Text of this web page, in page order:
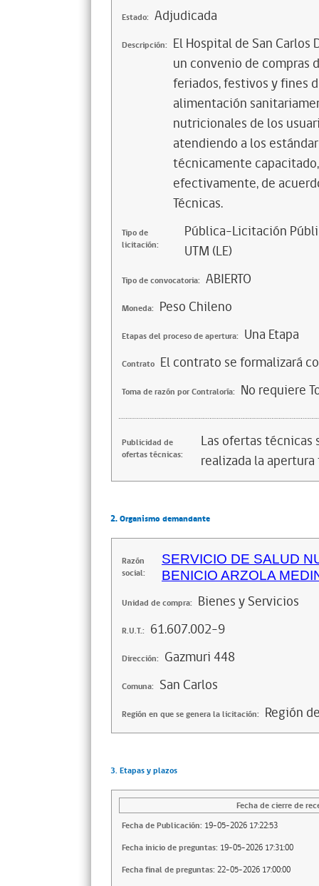
Estado: Adjudicada
Descripción: El Hospital de San
un convenio de compras
feriados, festivos y fines
alimentación
nutricionales de los
atendiendo a los
técnicamente
efectivamente, de
Técnicas.
Tipo de
licitación:
Pública-Licitación
UTM (LE)
Tipo de convocatoria: ABIERTO
Moneda: Peso Chileno
Etapas del proceso de apertura: Una Etapa
Contrato El contrato se formalizará
Toma de razón por Contraloría: No requiere
Publicidad de
ofertas técnicas:
Las ofertas
realizada la
2. Organismo demandante
Razón
social:
SERVICIO DE SALUD
BENICIO ARZOLA
Unidad de compra: Bienes y Servicios
R.U.T.: 61.607.002-9
Dirección: Gazmuri 448
Comuna: San Carlos
Región en que se genera la licitación: Región
3. Etapas y plazos
Fecha de cierre de
Fecha de Publicación: 19-05-2026 17:22:53
Fecha inicio de preguntas: 19-05-2026 17:31:00
Fecha final de preguntas: 22-05-2026 17:00:00